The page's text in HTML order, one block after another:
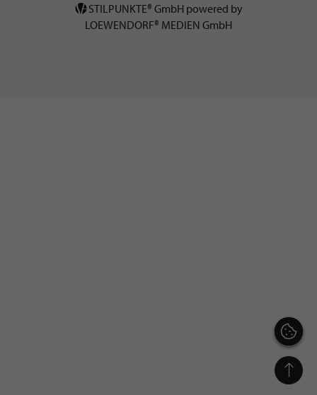
STILPUNKTE® GmbH powered by
LOEWENDORF® MEDIEN GmbH